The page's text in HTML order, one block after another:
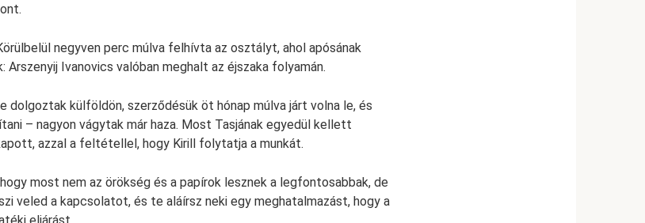
negyven perc múlva felhívta az osztályt, ahol apósának
Ivanovics valóban meghalt az éjszaka folyamán.
dolgoztak külföldön, szerződésük öt hónap múlva járt volna le, és
– nagyon vágytak már haza. Most Tasjának egyedül kellett
azzal a feltétellel, hogy Kirill folytatja a munkát.
most nem az örökség és a papírok lesznek a legfontosabbak, de
veled a kapcsolatot, és te aláírsz neki egy meghatalmazást, hogy a